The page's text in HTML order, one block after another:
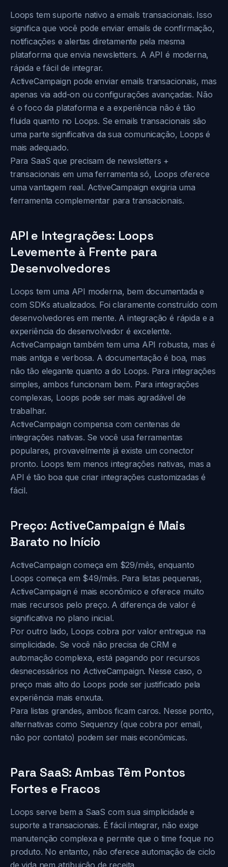
Loops tem suporte nativo a emails transacionais. Isso
significa que você pode enviar emails de confirmação,
notificações e alertas diretamente pela mesma
plataforma que envia newsletters. A API é moderna,
rápida e fácil de integrar.
ActiveCampaign pode enviar emails transacionais, mas
apenas via add-on ou configurações avançadas. Não
é o foco da plataforma e a experiência não é tão
fluida quanto no Loops. Se emails transacionais são
uma parte significativa da sua comunicação, Loops é
mais adequado.
Para SaaS que precisam de newsletters +
transacionais em uma ferramenta só, Loops oferece
uma vantagem real. ActiveCampaign exigiria uma
ferramenta complementar para transacionais.
API e Integrações: Loops
Levemente à Frente para
Desenvolvedores
Loops tem uma API moderna, bem documentada e
com SDKs atualizados. Foi claramente construído com
desenvolvedores em mente. A integração é rápida e a
experiência do desenvolvedor é excelente.
ActiveCampaign também tem uma API robusta, mas é
mais antiga e verbosa. A documentação é boa, mas
não tão elegante quanto a do Loops. Para integrações
simples, ambos funcionam bem. Para integrações
complexas, Loops pode ser mais agradável de
trabalhar.
ActiveCampaign compensa com centenas de
integrações nativas. Se você usa ferramentas
populares, provavelmente já existe um conector
pronto. Loops tem menos integrações nativas, mas a
API é tão boa que criar integrações customizadas é
fácil.
Preço: ActiveCampaign é Mais
Barato no Início
ActiveCampaign começa em $29/mês, enquanto
Loops começa em $49/mês. Para listas pequenas,
ActiveCampaign é mais econômico e oferece muito
mais recursos pelo preço. A diferença de valor é
significativa no plano inicial.
Por outro lado, Loops cobra por valor entregue na
simplicidade. Se você não precisa de CRM e
automação complexa, está pagando por recursos
desnecessários no ActiveCampaign. Nesse caso, o
preço mais alto do Loops pode ser justificado pela
experiência mais enxuta.
Para listas grandes, ambos ficam caros. Nesse ponto,
alternativas como Sequenzy (que cobra por email,
não por contato) podem ser mais econômicas.
Para SaaS: Ambas Têm Pontos
Fortes e Fracos
Loops serve bem a SaaS com sua simplicidade e
suporte a transacionais. É fácil integrar, não exige
manutenção complexa e permite que o time foque no
produto. No entanto, não oferece automação de ciclo
de vida nem atribuição de receita.